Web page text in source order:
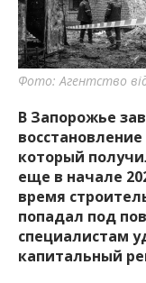
Фото: Агентство
В Запорожье
который
еще в начале
время
попадал под
специалистам
капитальный